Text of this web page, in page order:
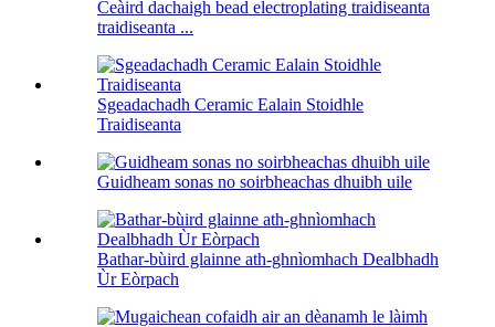
Ceàird dachaigh bead electroplating traidiseanta
traidiseanta ...
Sgeadachadh Ceramic Ealain Stoidhle
Traidiseanta
Guidheam sonas no soirbheachas dhuibh uile
Bathar-bùird glainne ath-ghnìomhach Dealbhadh
Ùr Eòrpach